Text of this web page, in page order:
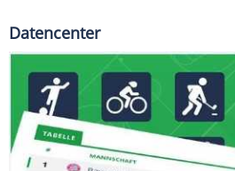
Datencenter